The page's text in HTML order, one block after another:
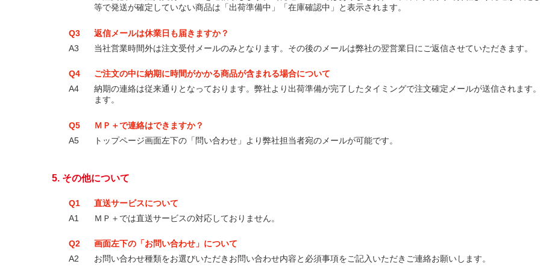
等で発送が確定していない商品は「出荷準備中」「在庫確認中」と表示されます。
Q3
返信メールは休業日も届きますか？
A3
当社営業時間外は注文受付メールのみとなります。その後のメールは弊社の翌営業日にご返信させていただきます。
Q4
ご注文の中に納期に時間がかかる商品が含まれる場合について
A4
納期の連絡は従来通りとなっております。弊社より出荷準備が完了したタイミングで注文確定メールが送信されます
ます。
Q5
ＭＰ＋で連絡はできますか？
A5
トップページ画面左下の「問い合わせ」より弊社担当者宛のメールが可能です。
5. その他について
Q1
直送サービスについて
A1
ＭＰ＋では直送サービスの対応しておりません。
Q2
画面左下の「お問い合わせ」について
A2
お問い合わせ種類をお選びいただきお問い合わせ内容と必須事項をご記入いただきご連絡お願いします。